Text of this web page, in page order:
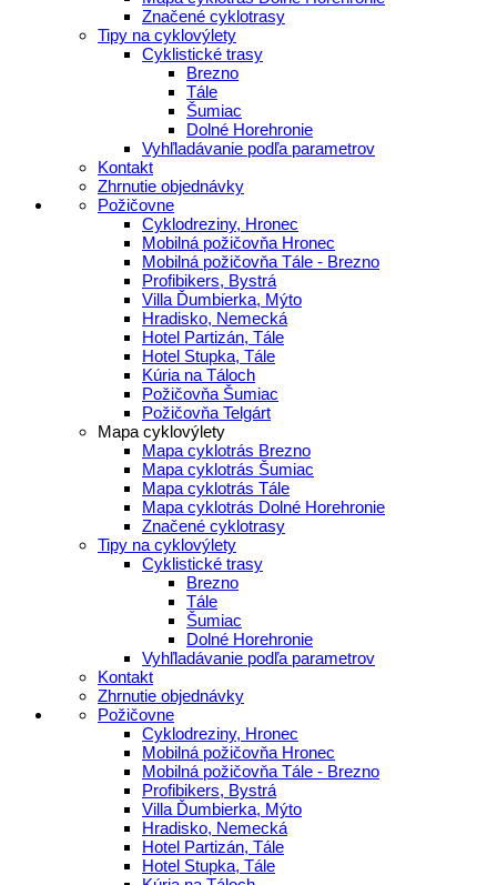
Značené cyklotrasy
Tipy na cyklovýlety
Cyklistické trasy
Brezno
Tále
Šumiac
Dolné Horehronie
Vyhľladávanie podľa parametrov
Kontakt
Zhrnutie objednávky
Požičovne
Cyklodreziny, Hronec
Mobilná požičovňa Hronec
Mobilná požičovňa Tále - Brezno
Profibikers, Bystrá
Villa Ďumbierka, Mýto
Hradisko, Nemecká
Hotel Partizán, Tále
Hotel Stupka, Tále
Kúria na Táloch
Požičovňa Šumiac
Požičovňa Telgárt
Mapa cyklovýlety
Mapa cyklotrás Brezno
Mapa cyklotrás Šumiac
Mapa cyklotrás Tále
Mapa cyklotrás Dolné Horehronie
Značené cyklotrasy
Tipy na cyklovýlety
Cyklistické trasy
Brezno
Tále
Šumiac
Dolné Horehronie
Vyhľladávanie podľa parametrov
Kontakt
Zhrnutie objednávky
Požičovne
Cyklodreziny, Hronec
Mobilná požičovňa Hronec
Mobilná požičovňa Tále - Brezno
Profibikers, Bystrá
Villa Ďumbierka, Mýto
Hradisko, Nemecká
Hotel Partizán, Tále
Hotel Stupka, Tále